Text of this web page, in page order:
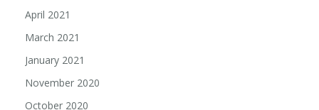
April 2021
March 2021
January 2021
November 2020
October 2020